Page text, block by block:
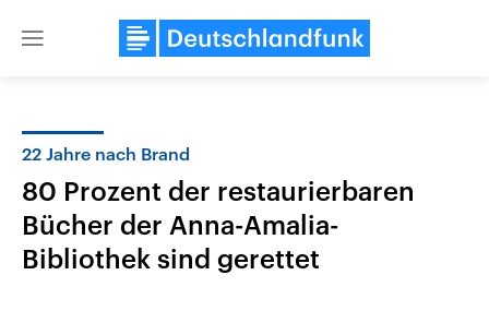
Close
22 Jahre nach Brand
80 Prozent der restaurierbaren
Bücher der Anna-Amalia-
Bibliothek sind gerettet